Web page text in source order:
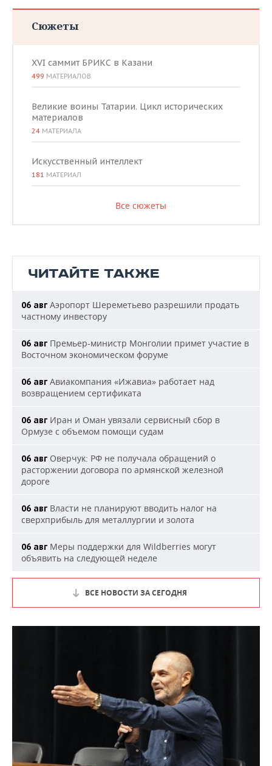
Сюжеты
XVI саммит БРИКС в Казани
499 МАТЕРИАЛОВ
Великие воины Татарии. Цикл исторических
материалов
24 МАТЕРИАЛА
Искусственный интеллект
181 МАТЕРИАЛ
Все сюжеты
ЧИТАЙТЕ ТАКЖЕ
06 авг Аэропорт Шереметьево разрешили продать
частному инвестору
06 авг Премьер-министр Монголии примет участие в
Восточном экономическом форуме
06 авг Авиакомпания «Ижавиа» работает над
возвращением сертификата
06 авг Иран и Оман увязали сервисный сбор в
Ормузе с объемом помощи судам
06 авг Оверчук: РФ не получала обращений о
расторжении договора по армянской железной
дороге
06 авг Власти не планируют вводить налог на
сверхприбыль для металлургии и золота
06 авг Меры поддержки для Wildberries могут
объявить на следующей неделе
ВСЕ НОВОСТИ ЗА СЕГОДНЯ